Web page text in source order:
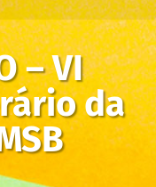
– VI
da